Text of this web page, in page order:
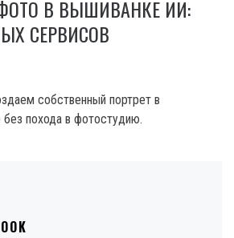
В ВЫШИВАНКЕ ИИ:
СЕРВИСОВ
собственный портрет в
похода в фотостудию.